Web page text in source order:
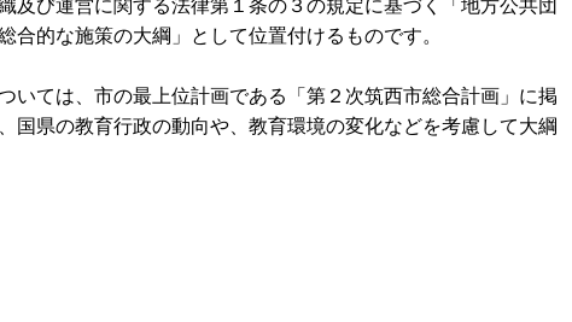
び運営に関する法律第１条の３の規定に基づく「地方公共団
合的な施策の大綱」として位置付けるものです。
ては、市の最上位計画である「第２次筑西市総合計画」に掲
国県の教育行政の動向や、教育環境の変化などを考慮して大綱